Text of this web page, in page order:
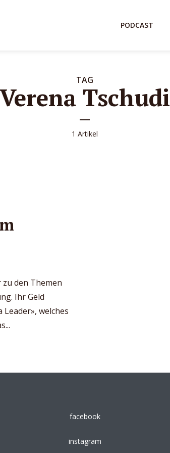
PODCAST
TAG
Verena Tschudi
1 Artikel
zu den Themen
Ihr Geld
welches
facebook
instagram